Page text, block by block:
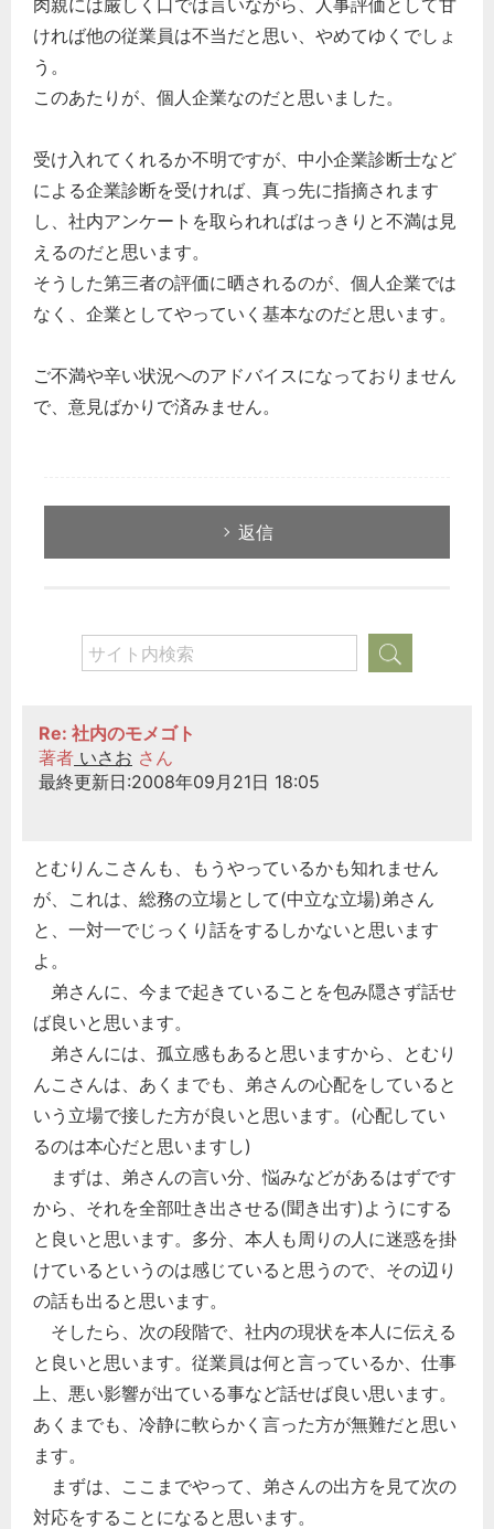
肉親には厳しく口では言いながら、人事評価として甘
ければ他の従業員は不当だと思い、やめてゆくでしょ
う。
このあたりが、個人企業なのだと思いました。
受け入れてくれるか不明ですが、中小企業診断士など
による企業診断を受ければ、真っ先に指摘されます
し、社内アンケートを取られればはっきりと不満は見
えるのだと思います。
そうした第三者の評価に晒されるのが、個人企業では
なく、企業としてやっていく基本なのだと思います。
ご不満や辛い状況へのアドバイスになっておりません
で、意見ばかりで済みません。
返信
Re: 社内のモメゴト
著者 いさお さん
最終更新日:2008年09月21日 18:05
とむりんこさんも、もうやっているかも知れません
が、これは、総務の立場として(中立な立場)弟さん
と、一対一でじっくり話をするしかないと思います
よ。
弟さんに、今まで起きていることを包み隠さず話せ
ば良いと思います。
弟さんには、孤立感もあると思いますから、とむり
んこさんは、あくまでも、弟さんの心配をしていると
いう立場で接した方が良いと思います。(心配してい
るのは本心だと思いますし)
まずは、弟さんの言い分、悩みなどがあるはずです
から、それを全部吐き出させる(聞き出す)ようにする
と良いと思います。多分、本人も周りの人に迷惑を掛
けているというのは感じていると思うので、その辺り
の話も出ると思います。
そしたら、次の段階で、社内の現状を本人に伝える
と良いと思います。従業員は何と言っているか、仕事
上、悪い影響が出ている事など話せば良い思います。
あくまでも、冷静に軟らかく言った方が無難だと思い
ます。
まずは、ここまでやって、弟さんの出方を見て次の
対応をすることになると思います。